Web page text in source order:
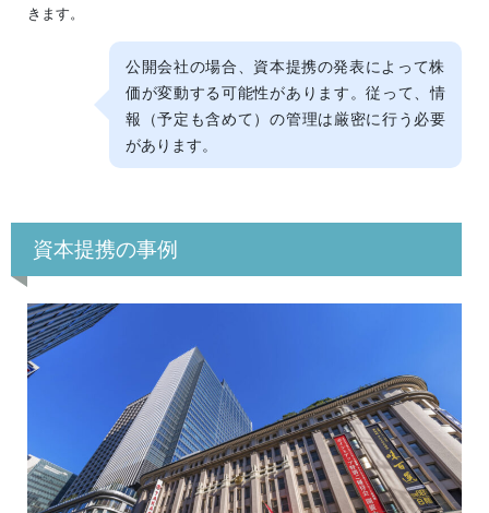
きます。
公開会社の場合、資本提携の発表によって株
価が変動する可能性があります。従って、情
報（予定も含めて）の管理は厳密に行う必要
があります。
資本提携の事例